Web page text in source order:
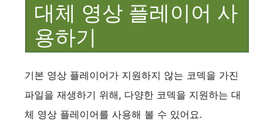
대체 영상 플레이어 사
용하기
기본 영상 플레이어가 지원하지 않는 코덱을 가진
파일을 재생하기 위해, 다양한 코덱을 지원하는 대
체 영상 플레이어를 사용해 볼 수 있어요.